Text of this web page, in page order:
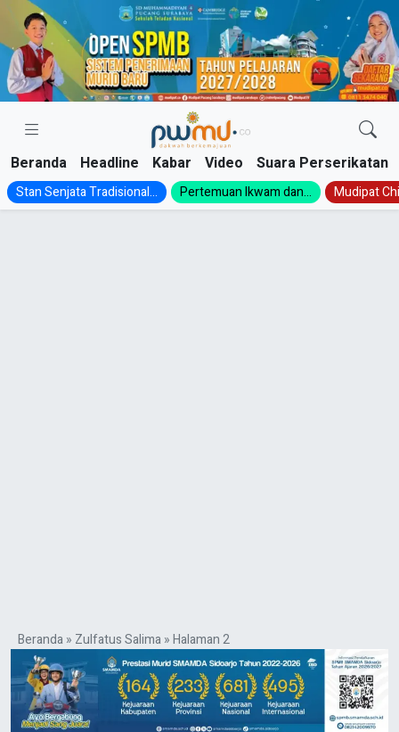
Skip
content
Beranda Headline Kabar Video Suara Perserikatan
Stan Senjata Tradisional... Pertemuan Ikwam dan... Mudipat
Beranda» Zulfatus Salima»Halaman 2